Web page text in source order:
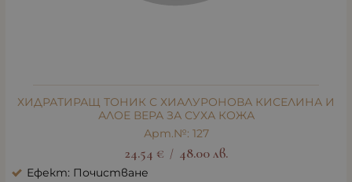
ХИДРАТИРАЩ ТОНИК С ХИАЛУРОНОВА КИСЕЛИНА И
АЛОЕ ВЕРА ЗА СУХА КОЖА
Арт.№: 127
24.54 € / 48.00 лв.
Ефект: Почистване